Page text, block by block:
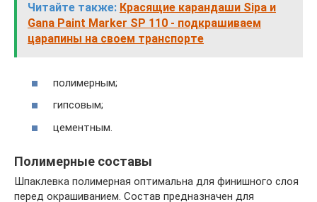
Читайте также: Красящие карандаши Sipa и
Gana Paint Marker SP 110 - подкрашиваем
царапины на своем транспорте
полимерным;
гипсовым;
цементным.
Полимерные составы
Шпаклевка полимерная оптимальна для финишного слоя
перед окрашиванием. Состав предназначен для